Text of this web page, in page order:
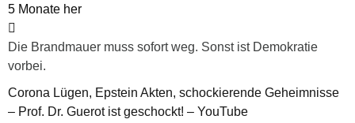
5 Monate her
Die Brandmauer muss sofort weg. Sonst ist Demokratie
vorbei.
Corona Lügen, Epstein Akten, schockierende Geheimnisse
– Prof. Dr. Guerot ist geschockt! – YouTube